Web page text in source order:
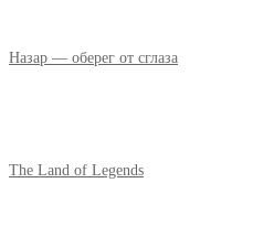
Назар — оберег от сглаза
The Land of Legends